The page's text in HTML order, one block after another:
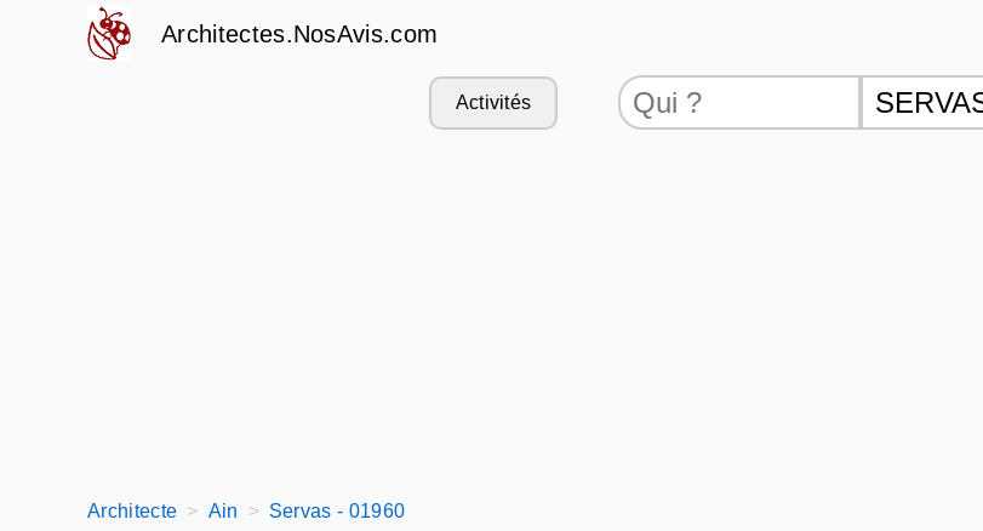
Architectes.NosAvis.com
Activités
Architecte Ain Servas - 01960